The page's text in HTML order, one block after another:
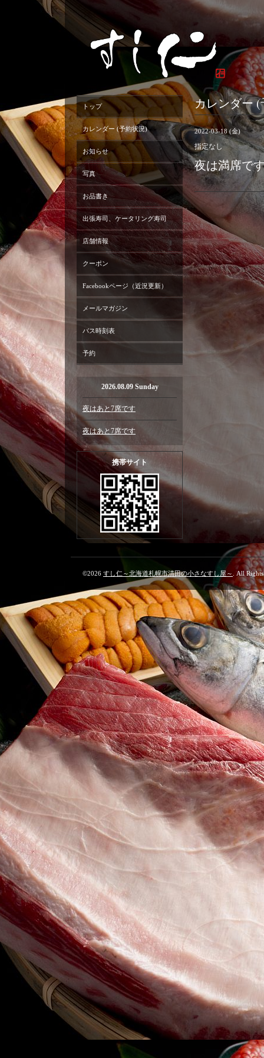
カレンダー
2022-03-18 (金)
指定なし
夜は満席で
トップ
カレンダー (予約状況)
お知らせ
写真
お品書き
出張寿司、ケータリング寿司
店舗情報
クーポン
Facebookページ（近況更新）
メールマガジン
バス時刻表
予約
2026.08.09 Sunday
夜はあと7席です
夜はあと7席です
携帯サイト
©2026 すし仁～北海道札幌市清田の小さなすし屋～ . All